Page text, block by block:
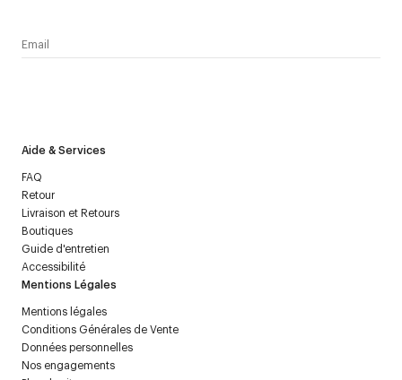
Aide & Services
FAQ
Retour
Livraison et Retours
Boutiques
Guide d'entretien
Accessibilité
Mentions Légales
Mentions légales
Conditions Générales de Vente
Données personnelles
Nos engagements